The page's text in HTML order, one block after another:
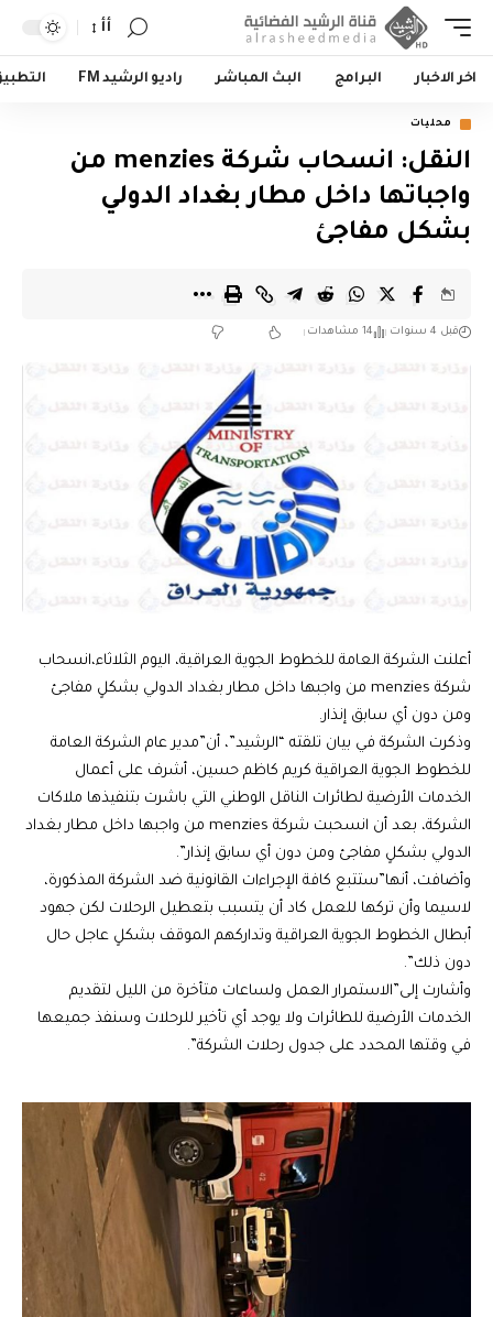
أأ
اخر الاخبار البرامج البث المباشر راديو الرشيد FM
محليات
النقل: انسحاب شركة menzies من
واجباتها داخل مطار بغداد الدولي
بشكل مفاجئ
قبل 4 سنوات 14 مشاهدات
أعلنت الشركة العامة للخطوط الجوية العراقية، اليوم الثلاثاء،انسحاب
شركة menzies من واجبها داخل مطار بغداد الدولي بشكلٍ مفاجئ
ومن دون أي سابق إنذار.
وذكرت الشركة في بيان تلقته “الرشيد”، أن”مدير عام الشركة العامة
للخطوط الجوية العراقية كريم كاظم حسين، أشرف على أعمال
الخدمات الأرضية لطائرات الناقل الوطني التي باشرت بتنفيذها ملاكات
الشركة، بعد أن انسحبت شركة menzies من واجبها داخل مطار بغداد
الدولي بشكلٍ مفاجئ ومن دون أي سابق إنذار”.
وأضافت، أنها”ستتبع كافة الإجراءات القانونية ضد الشركة المذكورة،
لاسيما وأن تركها للعمل كاد أن يتسبب بتعطيل الرحلات لكن جهود
أبطال الخطوط الجوية العراقية وتداركهم الموقف بشكلٍ عاجل حال
دون ذلك”.
وأشارت إلى”الاستمرار العمل ولساعات متأخرة من الليل لتقديم
الخدمات الأرضية للطائرات ولا يوجد أي تأخير للرحلات وسنفذ جميعها
في وقتها المحدد على جدول رحلات الشركة”.